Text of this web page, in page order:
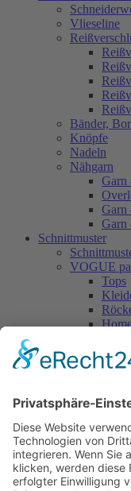
Vlieseline
Bänder,
Knöpfe
Nadeln
Nähgarn
Garn
Garn
Garn
Schnittmuster
VOGUE
Tops
Tops